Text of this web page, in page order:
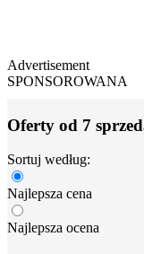
Advertisement
SPONSOROWANA
Oferty od 7
Sortuj według:
Najlepsza cena
Najlepsza ocena